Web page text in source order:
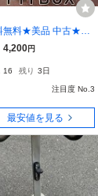
無料★美品 中古★FIT
LITE フィットネスバ
ズ トレーニング【FB
】GURU
4,200円
16 残り 3日
注目度 No.3
最安値を見る